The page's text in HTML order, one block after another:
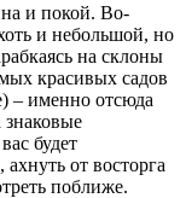
и покой. Во-
и небольшой, но
на склоны
красивых садов
– именно отсюда
будет
от восторга
поближе.